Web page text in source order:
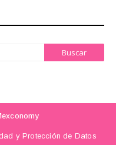
y Protección de Datos